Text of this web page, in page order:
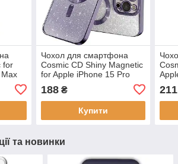
for
Чохол для смартфона
Cosmic CD Shiny Magnetic
for Apple iPhone 15 Pro
гальванічним покриттям
та підтримкою MagSafe
188₴
Купити
211
та новинки